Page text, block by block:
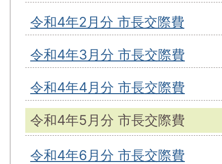
令和4年2月分 市長交際費
令和4年3月分 市長交際費
令和4年4月分 市長交際費
令和4年5月分 市長交際費
令和4年6月分 市長交際費